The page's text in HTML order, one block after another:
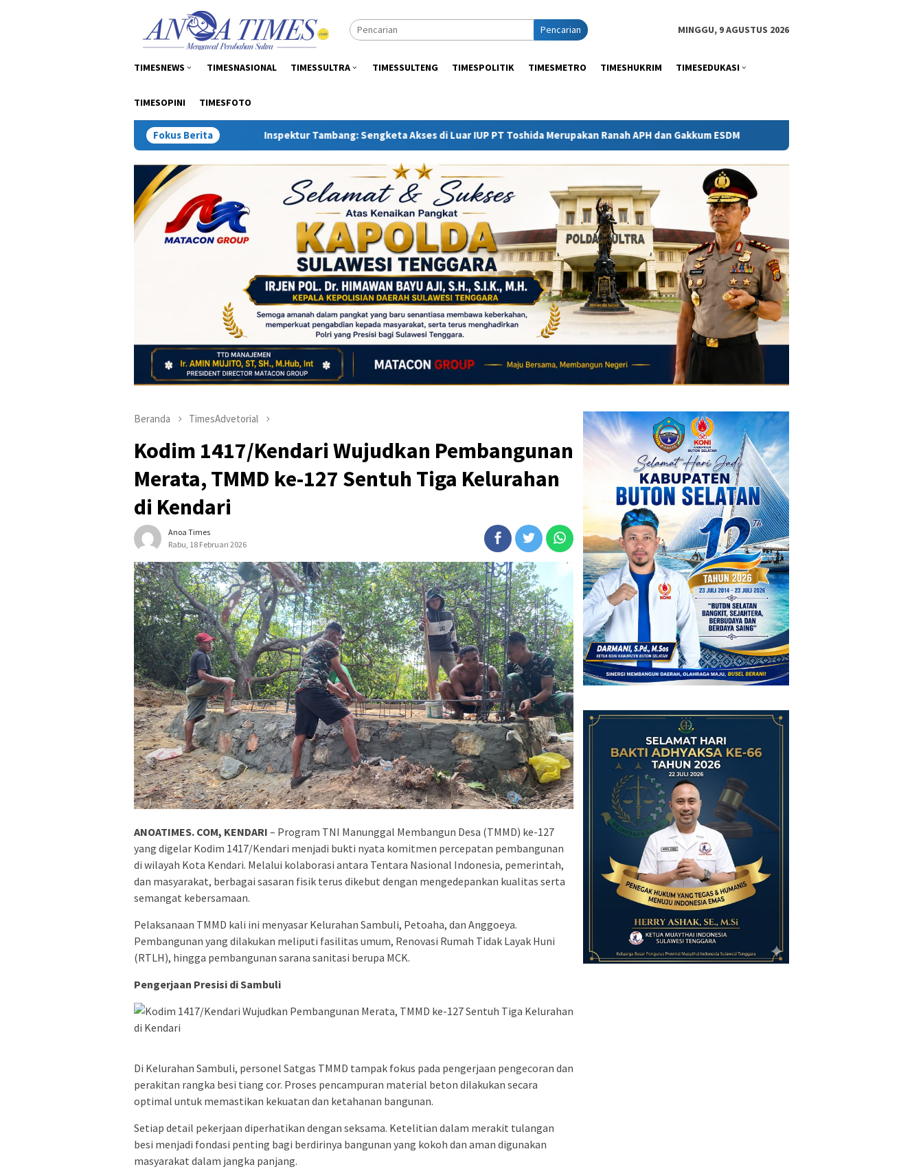
Pencarian MINGGU, 9 AGUSTUS 2026
TIMESNEWS TIMESNASIONAL TIMESSULTRA TIMESSULTENG TIMESPOLITIK TIMESMETRO TIMESHUKRIM TIMESEDUKASI
TIMESOPINI TIMESFOTO
Fokus Berita
Inspektur Tambang: Sengketa Akses di Luar IUP PT Toshida Merupakan Ranah APH dan Gakkum ESDM Kejati Sultra Telaah Laporan KPH Terkait
Beranda TimesAdvetorial
Kodim 1417/Kendari Wujudkan Pembangunan
Merata, TMMD ke-127 Sentuh Tiga Kelurahan
di Kendari
Anoa Times
Rabu, 18 Februari 2026
ANOATIMES. COM, KENDARI – Program TNI Manunggal Membangun Desa (TMMD) ke-127
yang digelar Kodim 1417/Kendari menjadi bukti nyata komitmen percepatan pembangunan
di wilayah Kota Kendari. Melalui kolaborasi antara Tentara Nasional Indonesia, pemerintah,
dan masyarakat, berbagai sasaran fisik terus dikebut dengan mengedepankan kualitas serta
semangat kebersamaan.
Pelaksanaan TMMD kali ini menyasar Kelurahan Sambuli, Petoaha, dan Anggoeya.
Pembangunan yang dilakukan meliputi fasilitas umum, Renovasi Rumah Tidak Layak Huni
(RTLH), hingga pembangunan sarana sanitasi berupa MCK.
Pengerjaan Presisi di Sambuli
Di Kelurahan Sambuli, personel Satgas TMMD tampak fokus pada pengerjaan pengecoran dan
perakitan rangka besi tiang cor. Proses pencampuran material beton dilakukan secara
optimal untuk memastikan kekuatan dan ketahanan bangunan.
Setiap detail pekerjaan diperhatikan dengan seksama. Ketelitian dalam merakit tulangan
besi menjadi fondasi penting bagi berdirinya bangunan yang kokoh dan aman digunakan
masyarakat dalam jangka panjang.